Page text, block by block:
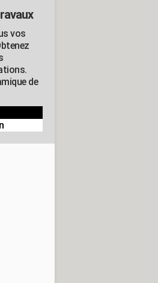
vos
de